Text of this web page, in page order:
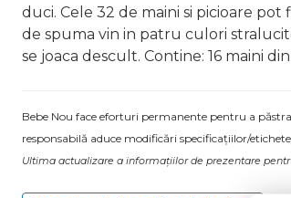
duci. Cele 32 de maini si picioare
de spuma vin in patru culori
se joaca descult. Contine: 16 maini
Bebe Nou face eforturi permanente pentru a
responsabilă aduce modificări specificațiilor/
Ultima actualizare a informațiilor de prezentare